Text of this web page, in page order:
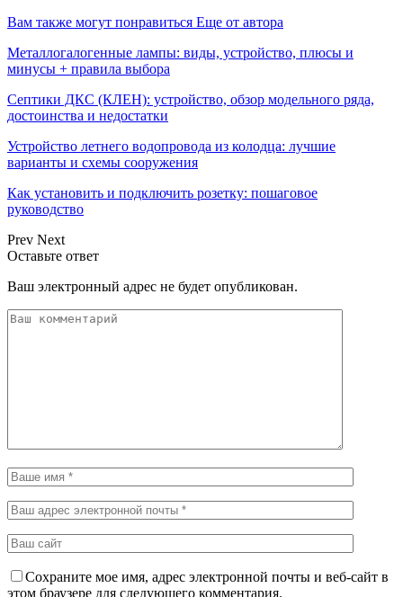
Вам также могут понравиться Еще от автора
Металлогалогенные лампы: виды, устройство, плюсы и
минусы + правила выбора
Септики ДКС (КЛЕН): устройство, обзор модельного ряда,
достоинства и недостатки
Устройство летнего водопровода из колодца: лучшие
варианты и схемы сооружения
Как установить и подключить розетку: пошаговое
руководство
Prev Next
Оставьте ответ
Ваш электронный адрес не будет опубликован.
Сохраните мое имя, адрес электронной почты и веб-сайт в
этом браузере для следующего комментария.